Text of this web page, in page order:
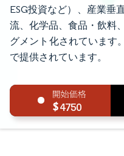
ESG投資など）、産業垂
流、化学品、食品・飲料
グメント化されています
で提供されています。
4750